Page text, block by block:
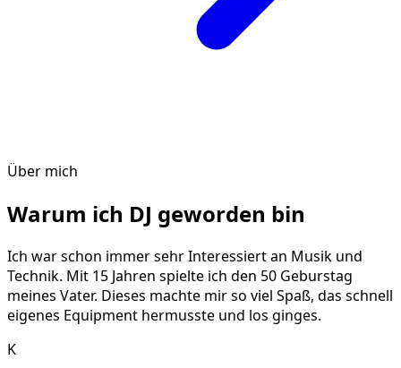
Über mich
Warum ich DJ geworden bin
Ich war schon immer sehr Interessiert an Musik und
Technik. Mit 15 Jahren spielte ich den 50 Geburstag
meines Vater. Dieses machte mir so viel Spaß, das schnell
eigenes Equipment hermusste und los ginges.
K